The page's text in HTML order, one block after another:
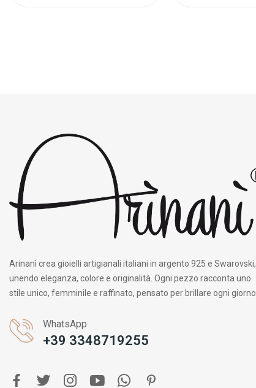
Arinanì crea gioielli artigianali italiani in argento 925 e Swarovski,
unendo eleganza, colore e originalità. Ogni pezzo racconta uno
stile unico, femminile e raffinato, pensato per brillare ogni giorno.
WhatsApp
+39 3348719255